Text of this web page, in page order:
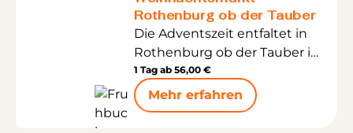
ursprünglichen Charakter
begeistert.
Rothenburg ob der Tauber
Die Adventszeit entfaltet in
Rothenburg ob der Tauber in
Deutschland ihren ganz
besonderen Zauber. Die
mittelalterliche Altstadt mit
1 Tag ab 56,00 €
Mehr erfahren